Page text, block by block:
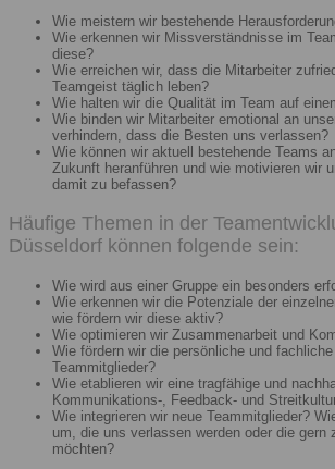
Wie meistern wir bestehende
Wie erkennen wir Missverständnisse im
diese?
Wie erreichen wir, dass die Mitarbeiter
Teamgeist täglich leben?
Wie halten wir die Qualität im Team auf
Wie binden wir Mitarbeiter emotional an
verhindern, dass die Besten uns verlassen?
Wie können wir aktuell bestehende Teams
Zukunft heranführen und wie motivieren wir
damit zu befassen?
Häufige Themen in der
Düsseldorf können folgende sein:
Wie wird aus einer Gruppe ein besonders
Wie erkennen wir die Potenziale der
wie fördern wir diese aktiv?
Wie optimieren wir Zusammenarbeit und
Wie fördern wir die persönliche und
Teammitglieder?
Wie etablieren wir eine tragfähige und
Kommunikations-, Feedback- und
Wie integrieren wir neue Teammitglieder?
um, die uns verlassen werden oder die gern
möchten?